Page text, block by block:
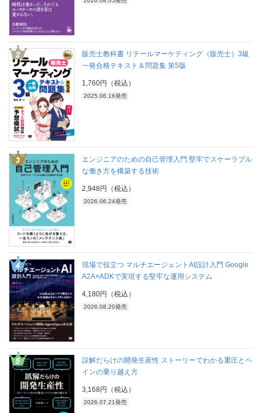
販売士教科書 リテールマーケティング（販売士）3級
一発合格テキスト＆問題集 第5版
1,760円（税込）
2025.06.16発売
エンジニアのための自己管理入門 堅牢でスケーラブル
な働き方を構築する技術
2,948円（税込）
2026.06.24発売
現場で役立つ マルチエージェントAI設計入門 Google
A2A×ADKで実現する堅牢な運用システム
4,180円（税込）
2026.08.20発売
誤解だらけの開発生産性 ストーリーでわかる重圧とペ
インの乗り越え方
3,168円（税込）
2026.07.21発売